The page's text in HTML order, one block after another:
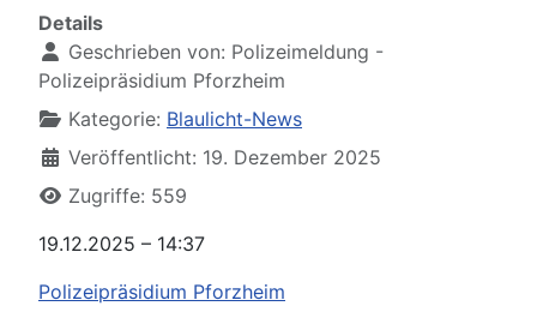
Details
Geschrieben von: Polizeimeldung -
Polizeipräsidium Pforzheim
Kategorie: Blaulicht-News
Veröffentlicht: 19. Dezember 2025
Zugriffe: 559
19.12.2025 – 14:37
Polizeipräsidium Pforzheim